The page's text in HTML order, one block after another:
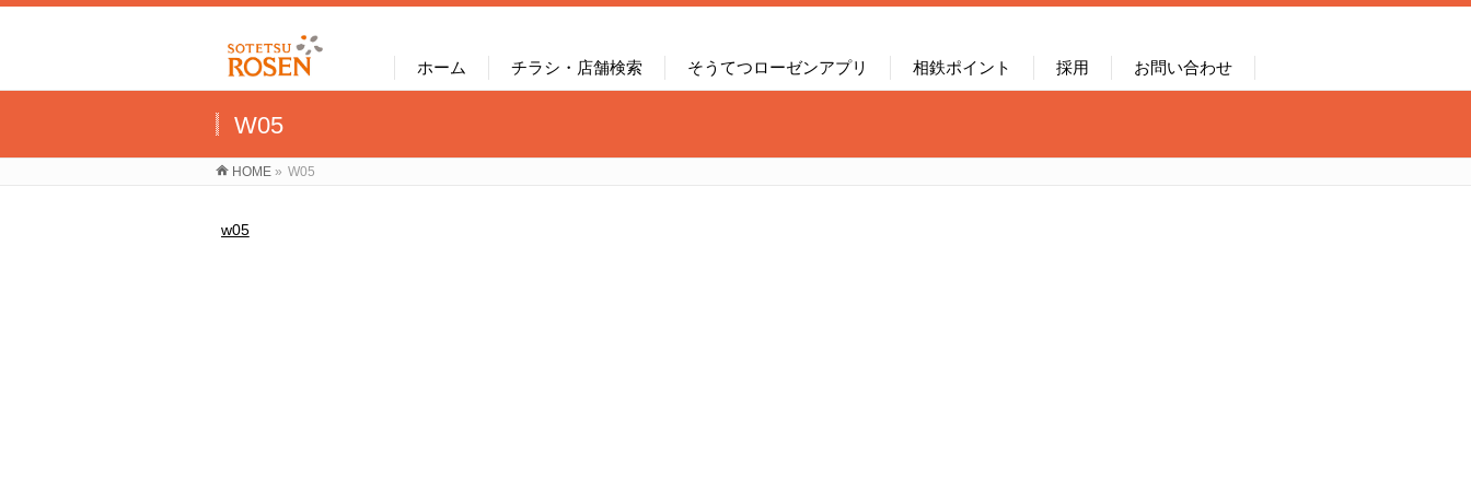
ホーム チラシ・店舗検索 そうてつローゼンアプリ 相鉄ポイント 採用 お問い合わせ
W05
HOME » W05
w05